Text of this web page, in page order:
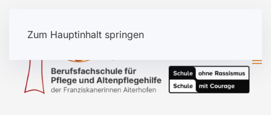
Zum Hauptinhalt springen